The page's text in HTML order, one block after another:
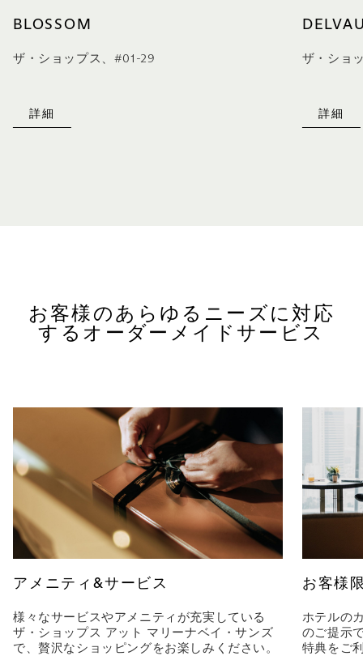
BLOSSOM
ザ・ショップス、#01-29
詳細
ザ・ショ
詳細
お客様のあらゆるニーズに対応
するオーダーメイドサービス
アメニティ&サービス
様々なサービスやアメニティが充実している
ザ・ショップス アット マリーナベイ・サンズ
で、贅沢なショッピングをお楽しみください。
お客様
ホテルの
のご提示
特典をご